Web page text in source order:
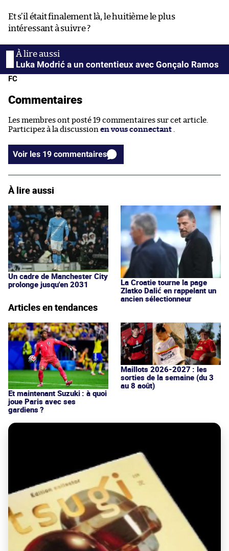
Et s’il était finalement là, le huitième le plus
intéressant à suivre ?
Luka Modrić a un contentieux avec Gonçalo Ramos
FC
Commentaires
Les membres ont posté 19 commentaires sur cet article.
Participez à la discussion en vous connectant .
Voir les 19 commentaires
À lire aussi
Un cadre de Manchester City
prolonge jusqu'en 2031
La Croatie tourne la page
Zlatko Dalić en rappelant un
ancien sélectionneur
Articles en tendances
Et maintenant Suzuki : à quoi
joue Paris avec ses
gardiens ?
Maillots 2026-2027 : les
sorties de la semaine (du 3
au 8 août)